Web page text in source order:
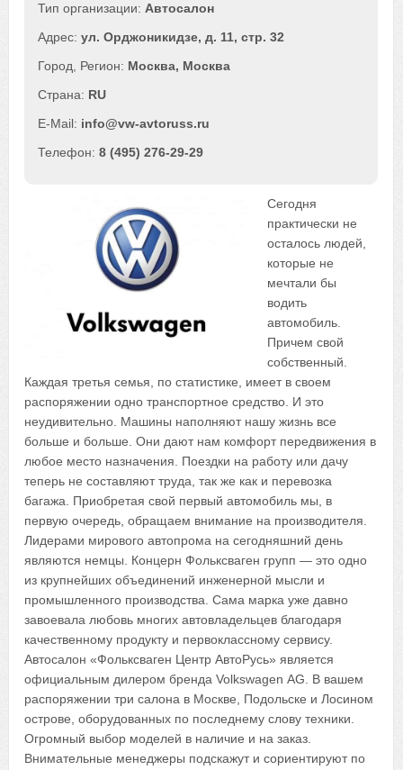
Автосалон
ул. Орджоникидзе, д. 11, стр. 32
Москва, Москва
RU
info@vw-avtoruss.ru
8 (495) 276-29-29
Сегодня
практически не
осталось людей,
которые не
мечтали бы
водить
автомобиль.
Причем свой
собственный.
Каждая третья семья, по статистике, имеет в своем
распоряжении одно транспортное средство. И это
неудивительно. Машины наполняют нашу жизнь все
больше и больше. Они дают нам комфорт передвижения в
любое место назначения. Поездки на работу или дачу
теперь не составляют труда, так же как и перевозка
багажа. Приобретая свой первый автомобиль мы, в
первую очередь, обращаем внимание на производителя.
Лидерами мирового автопрома на сегодняшний день
являются немцы. Концерн Фольксваген групп — это одно
из крупнейших объединений инженерной мысли и
промышленного производства. Сама марка уже давно
завоевала любовь многих автовладельцев благодаря
качественному продукту и первоклассному сервису.
Автосалон «Фольксваген Центр АвтоРусь» является
официальным дилером бренда Volkswagen AG. В вашем
распоряжении три салона в Москве, Подольске и Лосином
острове, оборудованных по последнему слову техники.
Огромный выбор моделей в наличие и на заказ.
Внимательные менеджеры подскажут и сориентируют по